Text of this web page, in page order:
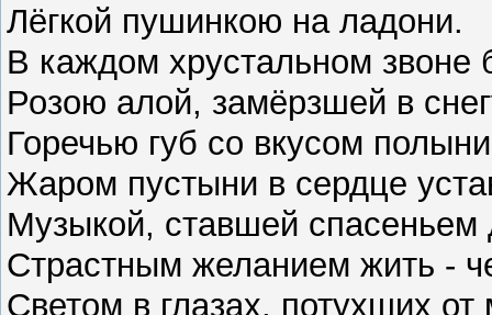
Лёгкой пушинкою на ладони.
В каждом хрустальном звоне
Розою алой, замёрзшей в
Горечью губ со вкусом
Жаром пустыни в сердце
Музыкой, ставшей
Страстным желанием жить -
Светом в глазах, потухших от